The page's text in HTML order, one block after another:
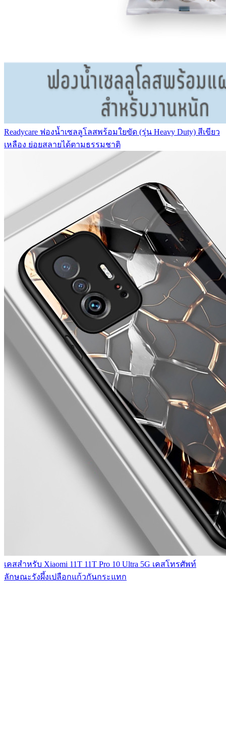
Readycare ฟองน้ำเซลลูโลสพร้อมใยขัด (รุ่น Heavy Duty) สีเขียว
เหลือง ย่อยสลายได้ตามธรรมชาติ
เคสสำหรับ Xiaomi 11T 11T Pro 10 Ultra 5G เคสโทรศัพท์
ลักษณะรังผึ้งเปลือกแก้วกันกระแทก